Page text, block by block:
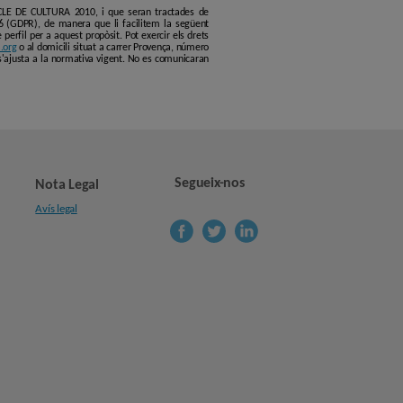
DE CULTURA 2010, i que seran tractades de
(GDPR), de manera que li facilitem la següent
per a aquest propòsit. Pot exercir els drets
o al domicili situat a carrer Provença, número
a la normativa vigent. No es comunicaran
Nota Legal
Avís legal
Segueix-nos